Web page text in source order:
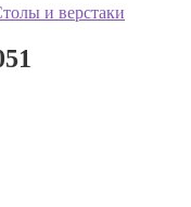
и верстаки